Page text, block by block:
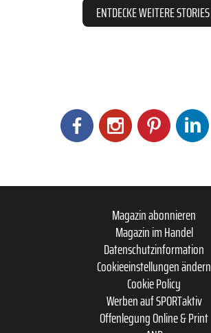
ENTDECKE WEITERE STORIES
Magazin abonnieren
Magazin im Handel
Datenschutzinformation
Cookieeinstellungen ändern
Cookie Policy
Werben auf SPORTaktiv
Offenlegung Online & Print